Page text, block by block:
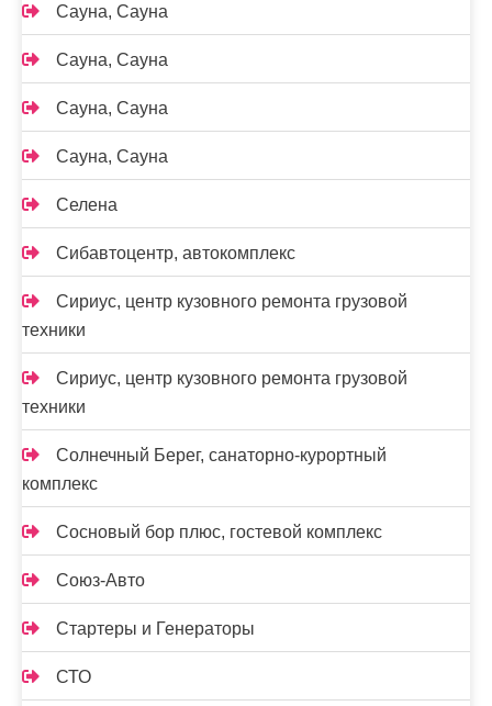
Сауна, Сауна
Сауна, Сауна
Сауна, Сауна
Сауна, Сауна
Селена
Сибавтоцентр, автокомплекс
Сириус, центр кузовного ремонта грузовой
техники
Сириус, центр кузовного ремонта грузовой
техники
Солнечный Берег, санаторно-курортный
комплекс
Сосновый бор плюс, гостевой комплекс
Союз-Авто
Стартеры и Генераторы
СТО